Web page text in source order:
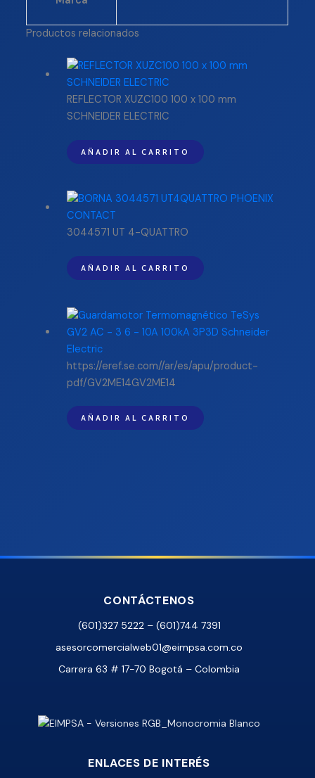
Productos relacionados
REFLECTOR XUZC100 100 x 100 mm
SCHNEIDER ELECTRIC
AÑADIR AL CARRITO
3044571 UT 4-QUATTRO
AÑADIR AL CARRITO
https://eref.se.com//ar/es/apu/product-
pdf/GV2ME14GV2ME14
AÑADIR AL CARRITO
CONTÁCTENOS
(601)327 5222 – (601)744 7391
asesorcomercialweb01@eimpsa.com.co
Carrera 63 # 17-70 Bogotá – Colombia
ENLACES DE INTERÉS